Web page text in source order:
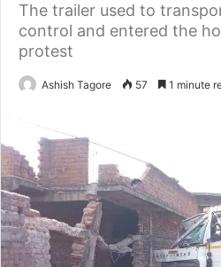
The trailer used to
control and entered the
protest
Ashish Tagore 57 1 minute